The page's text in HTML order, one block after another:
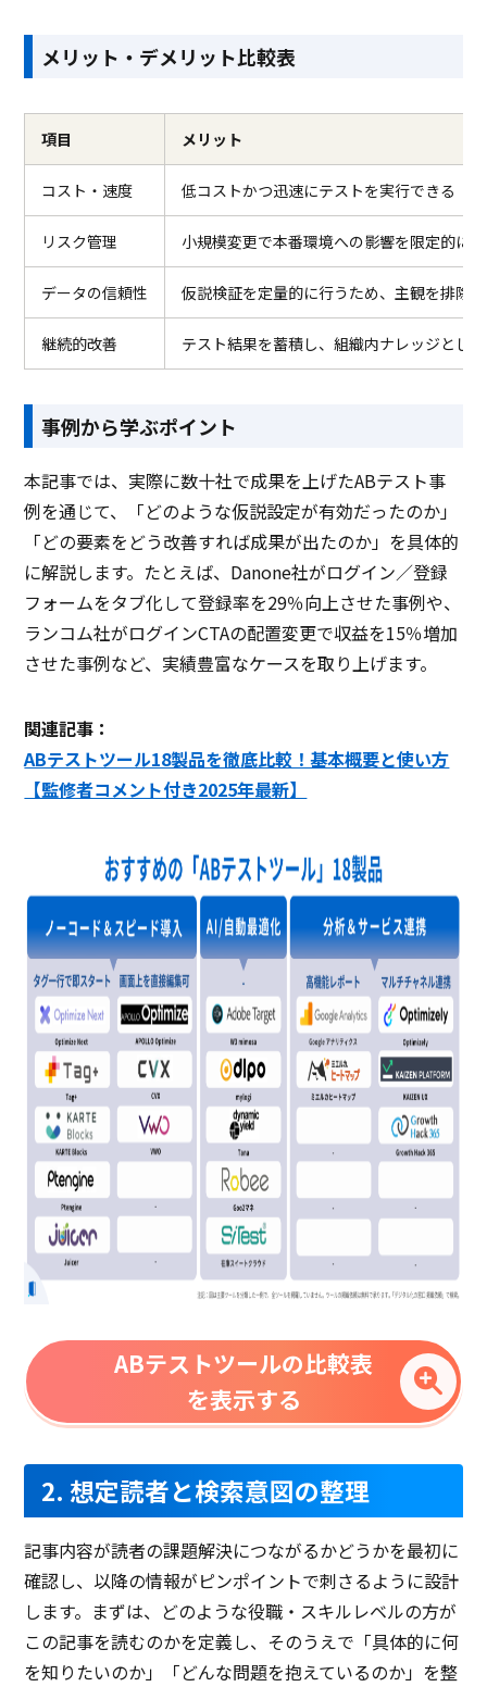
メリット・デメリット比較表
項目 メリット
コスト・速度 低コストかつ迅速にテストを実行できる
リスク管理 小規模変更で本番環境への影響を限定的に
データの信頼性 仮説検証を定量的に行うため、主観を排除
継続的改善 テスト結果を蓄積し、組織内ナレッジとし
事例から学ぶポイント
本記事では、実際に数十社で成果を上げたABテスト事
例を通じて、「どのような仮説設定が有効だったのか」
「どの要素をどう改善すれば成果が出たのか」を具体的
に解説します。たとえば、Danone社がログイン／登録
フォームをタブ化して登録率を29％向上させた事例や、
ランコム社がログインCTAの配置変更で収益を15％増加
させた事例など、実績豊富なケースを取り上げます。
関連記事：
ABテストツール18製品を徹底比較！基本概要と使い方
【監修者コメント付き2025年最新】
ABテストツールの比較表
を表示する
2. 想定読者と検索意図の整理
記事内容が読者の課題解決につながるかどうかを最初に
確認し、以降の情報がピンポイントで刺さるように設計
します。まずは、どのような役職・スキルレベルの方が
この記事を読むのかを定義し、そのうえで「具体的に何
を知りたいのか」「どんな問題を抱えているのか」を整